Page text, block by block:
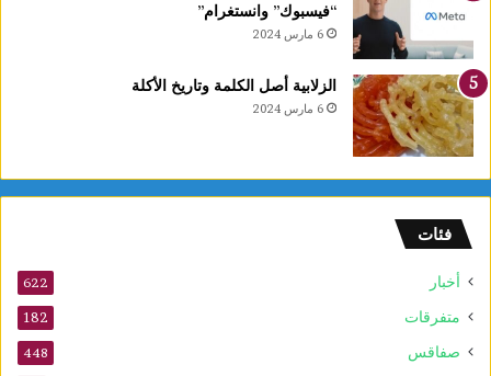
“فيسبوك” وانستغرام”
6 مارس 2024
الزلابية أصل الكلمة وتاريخ الأكلة
6 مارس 2024
فئات
أخبار 622
متفرقات 182
صفاقس 448